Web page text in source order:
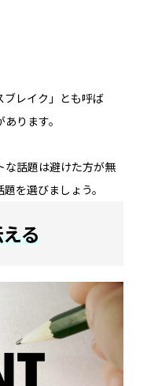
ブレイク」とも呼ば
ります。
な話題は避けた方が無
を選びましょう。
る